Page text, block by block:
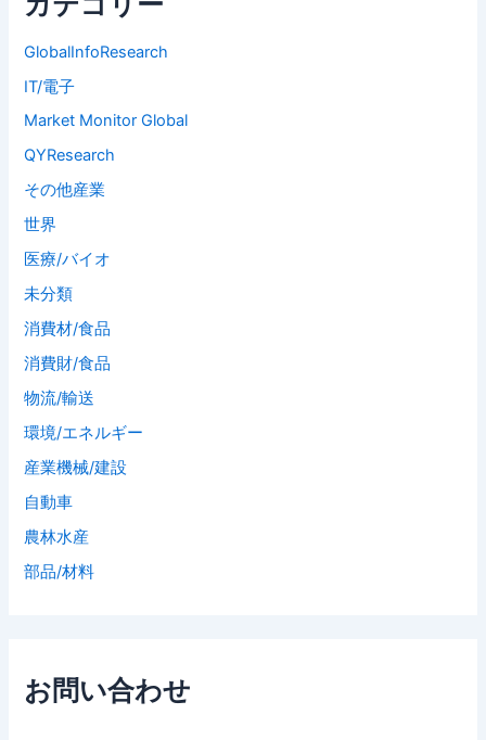
GlobalInfoResearch
IT/電子
Market Monitor Global
QYResearch
その他産業
世界
医療/バイオ
未分類
消費材/食品
消費財/食品
物流/輸送
環境/エネルギー
産業機械/建設
自動車
農林水産
部品/材料
お問い合わせ